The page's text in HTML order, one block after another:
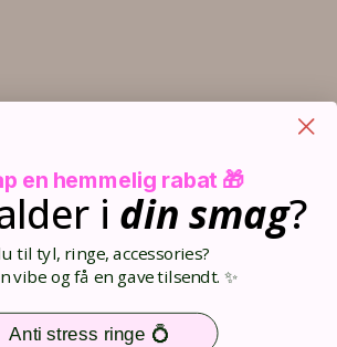
en hemmelig rabat 🎁
i din smag?
til tyl, ringe, accessories?
vibe og få en gave tilsendt. ✨
Anti stress ringe 💍